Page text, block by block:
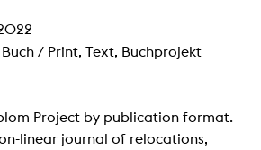
/ Print, Text, Buchprojekt
Project by publication format.
linear journal of relocations,